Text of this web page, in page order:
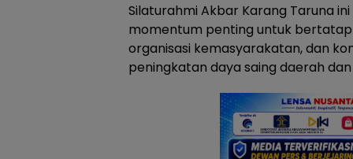
Silaturahmi Akbar Karang Taruna
momentum penting untuk
organisasi kemasyarakatan, dan
peningkatan daya saing daerah